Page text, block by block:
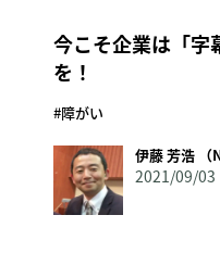
今こそ企業は「字
を！
#障がい
2021/09/03